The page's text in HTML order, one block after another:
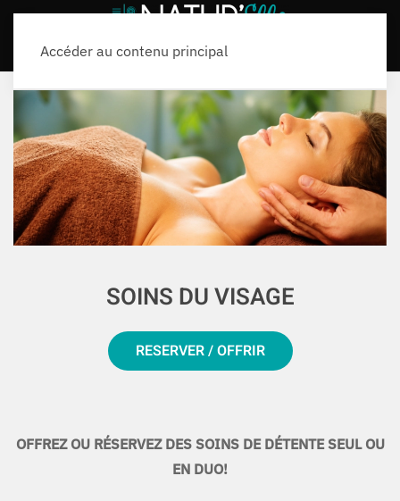
Accéder au contenu principal
SOINS DU VISAGE
RESERVER / OFFRIR
OFFREZ OU RÉSERVEZ DES SOINS DE DÉTENTE SEUL OU
EN DUO!